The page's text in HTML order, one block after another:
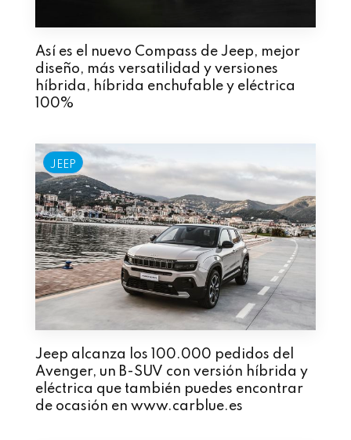
Así es el nuevo Compass de Jeep, mejor
diseño, más versatilidad y versiones
híbrida, híbrida enchufable y eléctrica
100%
JEEP
Jeep alcanza los 100.000 pedidos del
Avenger, un B-SUV con versión híbrida y
eléctrica que también puedes encontrar
de ocasión en www.carblue.es